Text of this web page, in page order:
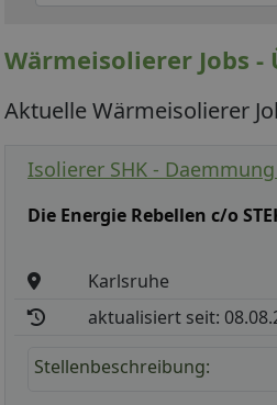
Wärmeisolierer Jobs
Aktuelle Wärmeisolierer
Isolierer SHK -
Die Energie Rebellen c/o
Karlsruhe
aktualisiert seit:
Stellenbeschreibung: